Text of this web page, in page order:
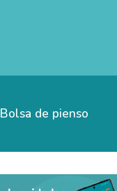
Bolsa de pienso